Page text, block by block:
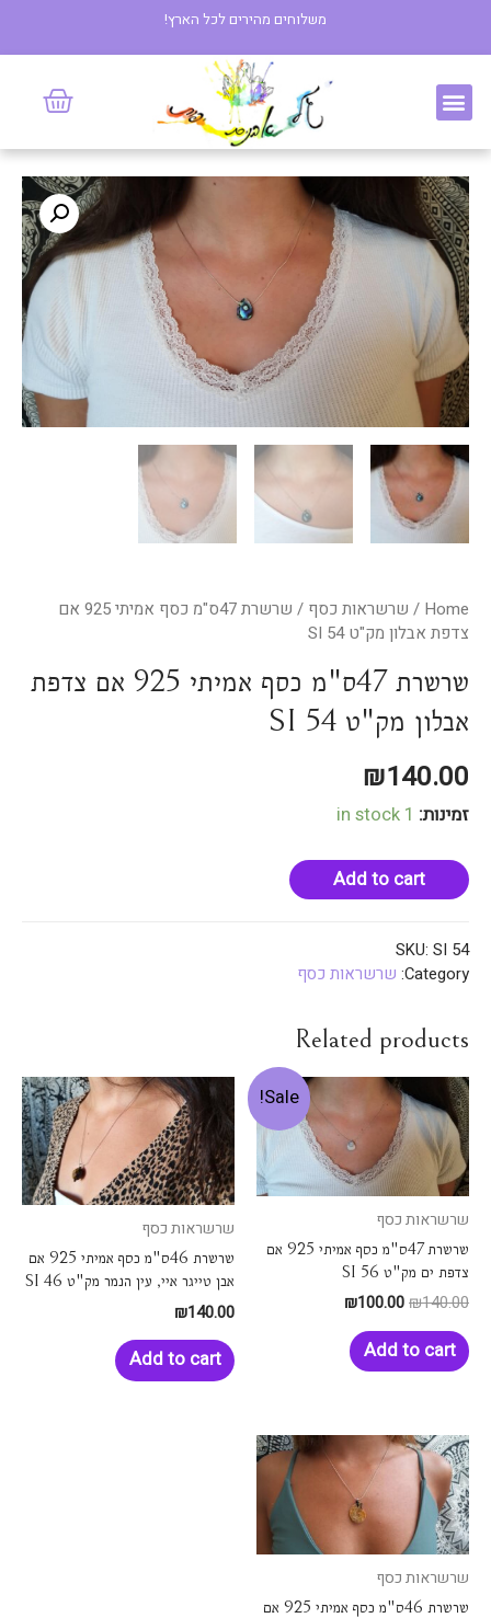
Home
/ שרשראות כסף
/ שרשרת 47ס"מ כסף אמיתי 925 אם
צדפת אבלון מק"ט SI 54
שרשרת 47ס"מ כסף אמיתי 925 אם צדפת
אבלון מק"ט SI 54
₪140.00
זמינות: 1 in stock
Add to cart
SKU: SI 54
Category: שרשראות כסף
Related products
Sale!
שרשראות כסף
שרשרת 47ס"מ כסף אמיתי 925 אם
צדפת ים מק"ט SI 56
₪140.00
₪100.00
Add to cart
שרשראות כסף
שרשרת 46ס"מ כסף אמיתי 925 אם
אבן טייגר איי, עין הנמר מק"ט SI 46
₪140.00
Add to cart
שרשראות כסף
שרשרת 46ס"מ כסף אמיתי 925 אם